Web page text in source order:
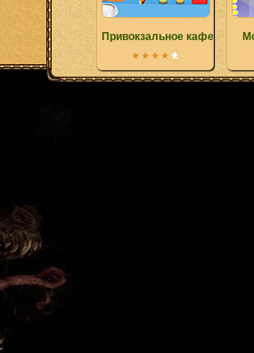
Привокзальное кафе